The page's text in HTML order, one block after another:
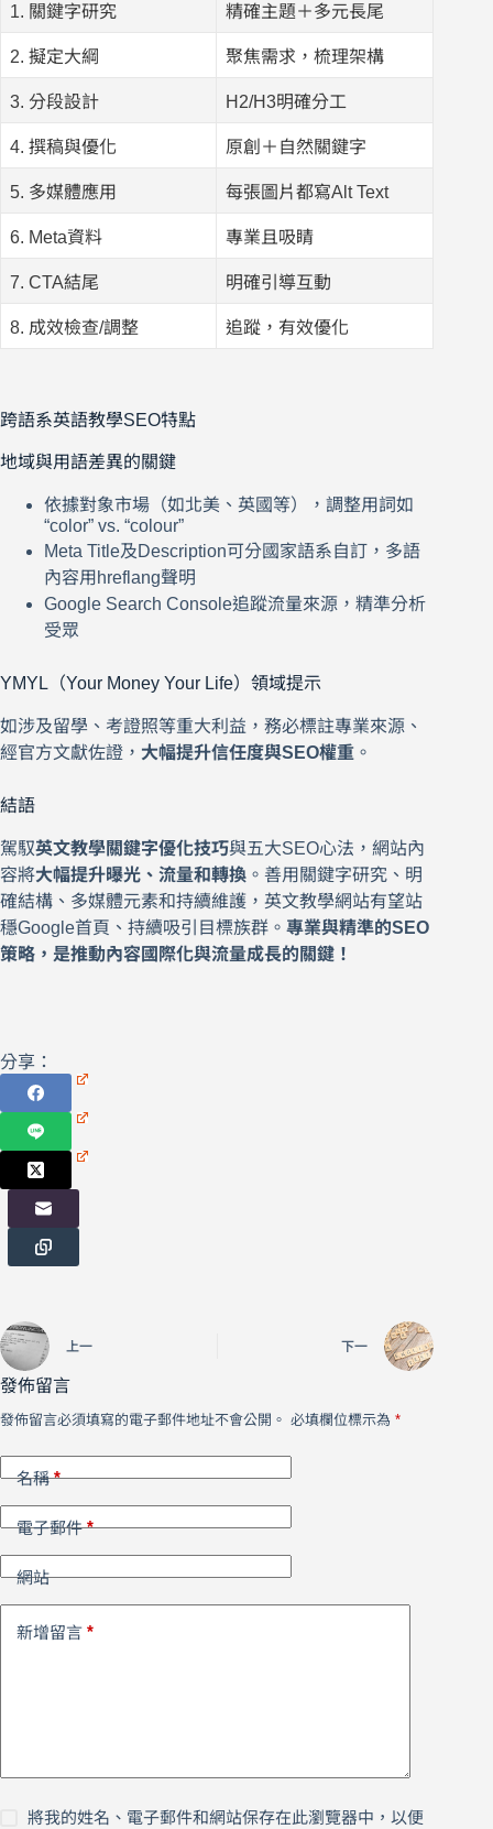
1. 關鍵字研究 精確主題＋多元長尾
2. 擬定大綱 聚焦需求，梳理架構
3. 分段設計 H2/H3明確分工
4. 撰稿與優化 原創＋自然關鍵字
5. 多媒體應用 每張圖片都寫Alt Text
6. Meta資料 專業且吸睛
7. CTA結尾 明確引導互動
8. 成效檢查/調整 追蹤，有效優化
跨語系英語教學SEO特點
地域與用語差異的關鍵
依據對象市場（如北美、英國等），調整用詞如
“color” vs. “colour”
Meta Title及Description可分國家語系自訂，多語
內容用hreflang聲明
Google Search Console追蹤流量來源，精準分析
受眾
YMYL（Your Money Your Life）領域提示
如涉及留學、考證照等重大利益，務必標註專業來源、
經官方文獻佐證， 大幅提升信任度與SEO權重 。
結語
駕馭英文教學關鍵字優化技巧與五大SEO心法，網站內
容將大幅提升曝光、流量和轉換 。善用關鍵字研究、明
確結構、多媒體元素和持續維護，英文教學網站有望站
穩Google首頁、持續吸引目標族群。 專業與精準的SEO
策略，是推動內容國際化與流量成長的關鍵！
分享：
上一 下一
發佈留言
發佈留言必須填寫的電子郵件地址不會公開。 必填欄位標示為 *
名稱*
電子郵件*
網站
新增留言 *
將我的姓名、電子郵件和網站保存在此瀏覽器中，以便